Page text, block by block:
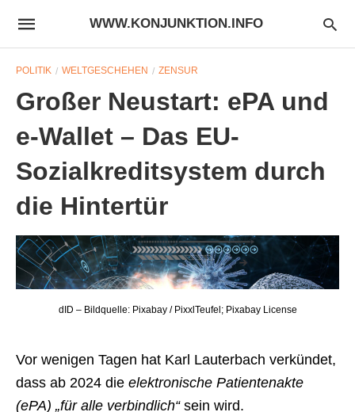
WWW.KONJUNKTION.INFO
POLITIK WELTGESCHEHEN ZENSUR
Großer Neustart: ePA und
e-Wallet – Das EU-
Sozialkreditsystem durch
die Hintertür
dID – Bildquelle: Pixabay / PixxlTeufel; Pixabay License
Vor wenigen Tagen hat Karl Lauterbach verkündet,
dass ab 2024 die elektronische Patientenakte
(ePA) „für alle verbindlich“sein wird.